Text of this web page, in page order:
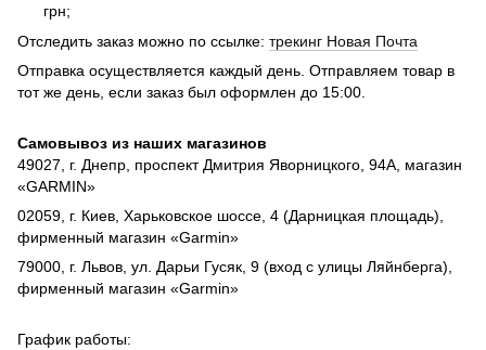
грн;
Отследить заказ можно по ссылке: трекинг Новая Почта
Отправка осуществляется каждый день. Отправляем товар в
тот же день, если заказ был оформлен до 15:00.
Самовывоз из наших магазинов
49027, г. Днепр, проспект Дмитрия Яворницкого, 94А, магазин
«GARMIN»
02059, г. Киев, Харьковское шоссе, 4 (Дарницкая площадь),
фирменный магазин «Garmin»
79000, г. Львов, ул. Дарьи Гусяк, 9 (вход с улицы Ляйнберга),
фирменный магазин «Garmin»
График работы: